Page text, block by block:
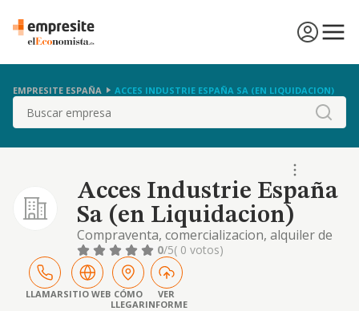
EMPRESITE ESPAÑA ACCES INDUSTRIE ESPAÑA SA (EN LIQUIDACION)
Buscar
Acces Industrie España
Sa (en Liquidacion)
Compraventa, comercializacion, alquiler de
maquinaria auxiliar para la industria
0/5( 0 votos)
LLAMARSITIO WEB CÓMO
LLEGAR
VER
INFORME